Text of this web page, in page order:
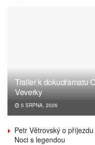
Trailer k dokudramatu
Veverky
5 SRPNA, 2026
Petr Větrovský o
Noci s legendou